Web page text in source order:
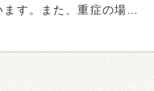
す。また、重症の場…